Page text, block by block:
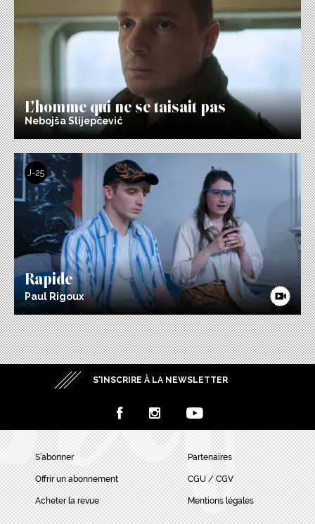
L’homme qui ne se taisait pas
Nebojša Slijepčević
J-25
Rapide
Paul Rigoux
S’INSCRIRE À LA NEWSLETTER
S’abonner
Offrir un abonnement
Acheter la revue
Partenaires
CGU / CGV
Mentions légales